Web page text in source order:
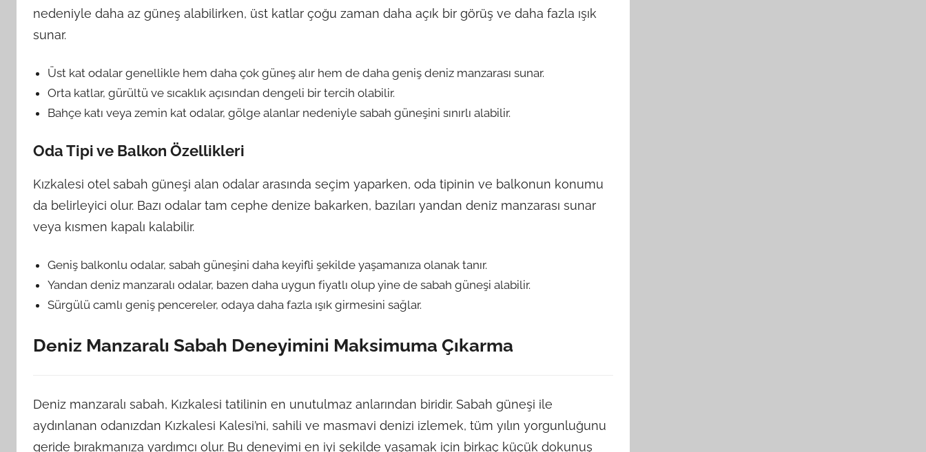
nedeniyle daha az güneş alabilirken, üst katlar çoğu zaman daha açık bir görüş ve daha fazla ışık
sunar.
Üst kat odalar genellikle hem daha çok güneş alır hem de daha geniş deniz manzarası sunar.
Orta katlar, gürültü ve sıcaklık açısından dengeli bir tercih olabilir.
Bahçe katı veya zemin kat odalar, gölge alanlar nedeniyle sabah güneşini sınırlı alabilir.
Oda Tipi ve Balkon Özellikleri
Kızkalesi otel sabah güneşi alan odalar arasında seçim yaparken, oda tipinin ve balkonun konumu
da belirleyici olur. Bazı odalar tam cephe denize bakarken, bazıları yandan deniz manzarası sunar
veya kısmen kapalı kalabilir.
Geniş balkonlu odalar, sabah güneşini daha keyifli şekilde yaşamanıza olanak tanır.
Yandan deniz manzaralı odalar, bazen daha uygun fiyatlı olup yine de sabah güneşi alabilir.
Sürgülü camlı geniş pencereler, odaya daha fazla ışık girmesini sağlar.
Deniz Manzaralı Sabah Deneyimini Maksimuma Çıkarma
Deniz manzaralı sabah, Kızkalesi tatilinin en unutulmaz anlarından biridir. Sabah güneşi ile
aydınlanan odanızdan Kızkalesi Kalesi’ni, sahili ve masmavi denizi izlemek, tüm yılın yorgunluğunu
geride bırakmanıza yardımcı olur. Bu deneyimi en iyi şekilde yaşamak için birkaç küçük dokunuş